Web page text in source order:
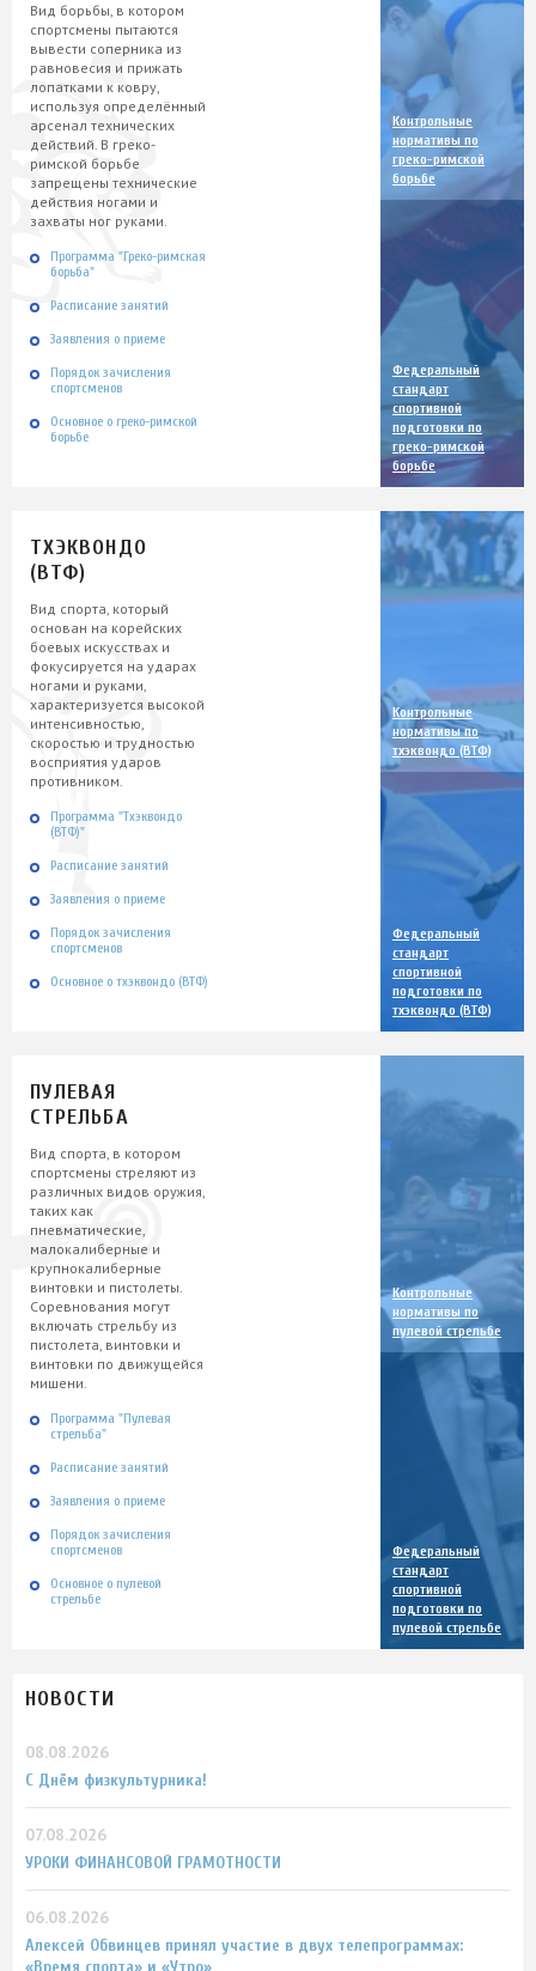
Вид борьбы, в котором
спортсмены пытаются
вывести соперника из
равновесия и прижать
лопатками к ковру,
используя определённый
арсенал технических
действий. В греко-
римской борьбе
запрещены технические
действия ногами и
захваты ног руками.
Программа "Греко-римская
борьба"
Расписание занятий
Заявления о приеме
Порядок зачисления
спортсменов
Основное о греко-римской
борьбе
Контрольные
нормативы по
греко-римской
борьбе
Федеральный
стандарт
спортивной
подготовки по
греко-римской
борьбе
ТХЭКВОНДО
(ВТФ)
Вид спорта, который
основан на корейских
боевых искусствах и
фокусируется на ударах
ногами и руками,
характеризуется высокой
интенсивностью,
скоростью и трудностью
восприятия ударов
противником.
Программа "Тхэквондо
(ВТФ)"
Расписание занятий
Заявления о приеме
Порядок зачисления
спортсменов
Основное о тхэквондо (ВТФ)
Контрольные
нормативы по
тхэквондо (ВТФ)
Федеральный
стандарт
спортивной
подготовки по
тхэквондо (ВТФ)
ПУЛЕВАЯ
СТРЕЛЬБА
Вид спорта, в котором
спортсмены стреляют из
различных видов оружия,
таких как
пневматические,
малокалиберные и
крупнокалиберные
винтовки и пистолеты.
Соревнования могут
включать стрельбу из
пистолета, винтовки и
винтовки по движущейся
мишени.
Программа "Пулевая
стрельба"
Расписание занятий
Заявления о приеме
Порядок зачисления
спортсменов
Основное о пулевой
стрельбе
Контрольные
нормативы по
пулевой стрельбе
Федеральный
стандарт
спортивной
подготовки по
пулевой стрельбе
НОВОСТИ
08.08.2026
С Днём физкультурника!
07.08.2026
УРОКИ ФИНАНСОВОЙ ГРАМОТНОСТИ
06.08.2026
Алексей Обвинцев принял участие в двух телепрограммах: